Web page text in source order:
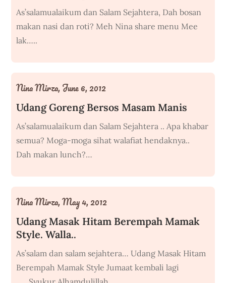
As’salamualaikum dan Salam Sejahtera, Dah bosan
makan nasi dan roti? Meh Nina share menu Mee
lak…..
Udang Goreng Bersos Masam Manis
Nina Mirza, June 6, 2012
As’salamualaikum dan Salam Sejahtera .. Apa khabar
semua? Moga-moga sihat walafiat hendaknya..
Dah makan lunch?…
Udang Masak Hitam Berempah Mamak
Style. Walla..
Nina Mirza,May 4, 2012
As’salam dan salam sejahtera… Udang Masak Hitam
Berempah Mamak Style Jumaat kembali lagi